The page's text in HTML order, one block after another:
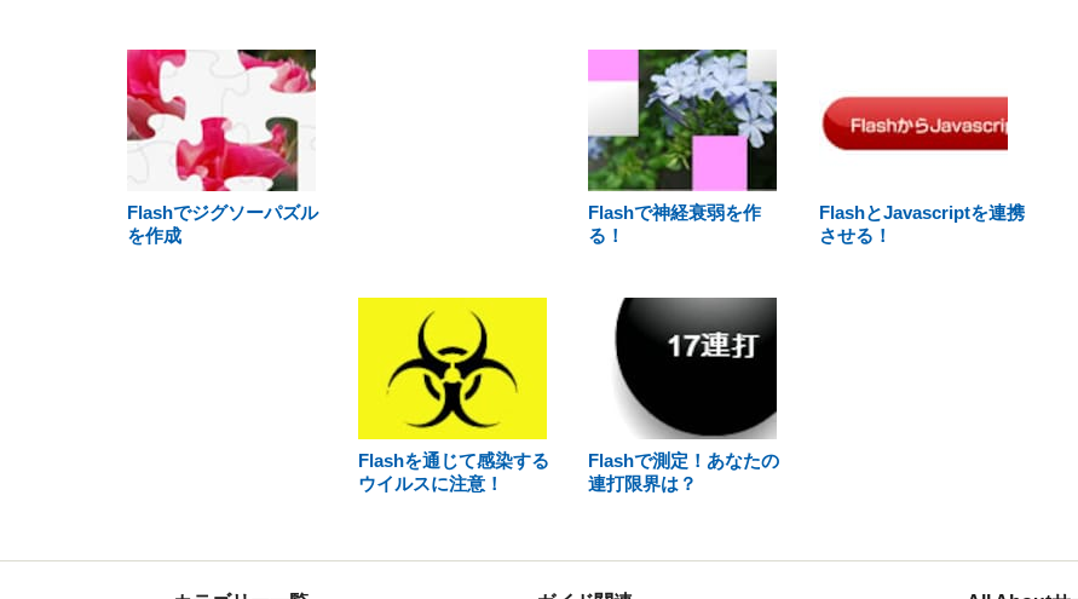
Flashでジグソーパズル
を作成
Flashで神経衰弱を作
る！
FlashとJavascriptを連携
させる！
Flashを通じて感染する
ウイルスに注意！
Flashで測定！あなたの
連打限界は？